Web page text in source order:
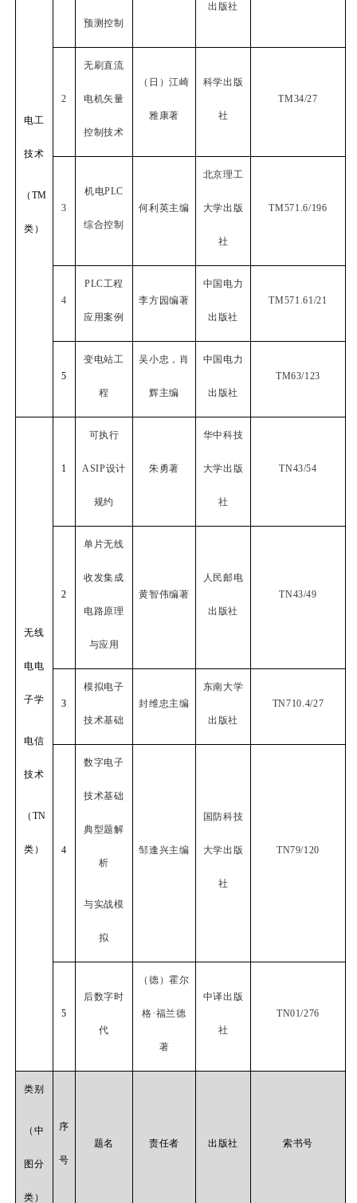
电工
技术
（ TM
类）
预测控制
出版社
2
无刷直流
电机矢量
控制技术
（日）江崎
雅康著
科学出版
社
TM34/27
3
机电PLC
综合控制
何利英主编
北京理工
大学出版
社
TM571.6/196
4
PLC工程
应用案例
李方园编著
中国电力
出版社
TM571.61/21
5
变电站工
程
吴小忠，肖
辉主编
中国电力
出版社
TM63/123
无线
电电
子学
电信
技术
（ TN
类）
1
可执行
ASIP设计
规约
朱勇著
华中科技
大学出版
社
TN43/54
2
单片无线
收发集成
电路原理
与应用
黄智伟编著
人民邮电
出版社
TN43/49
3
模拟电子
技术基础
封维忠主编
东南大学
出版社
TN710.4/27
4
数字电子
技术基础
典型题解
析
与实战模
拟
邹逢兴主编
国防科技
大学出版
社
TN79/120
5
后数字时
代
（德）霍尔
格·福兰德
著
中译出版
社
TN01/276
类别
（中
图分
类）
序
号
题名 责任者 出版社 索书号